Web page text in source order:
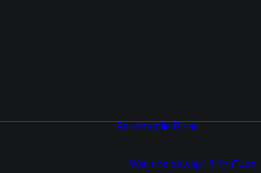
Autonomes
Reisemobile Bikes
Was uns bewegt YouTube